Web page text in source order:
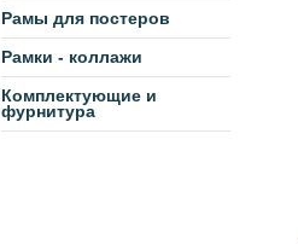
Рамы для постеров
Рамки - коллажи
Комплектующие и
фурнитура